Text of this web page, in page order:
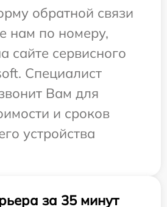
обратной связи
нам по номеру,
сайте сервисного
Специалист
Вам для
и сроков
устройства
за 35 минут